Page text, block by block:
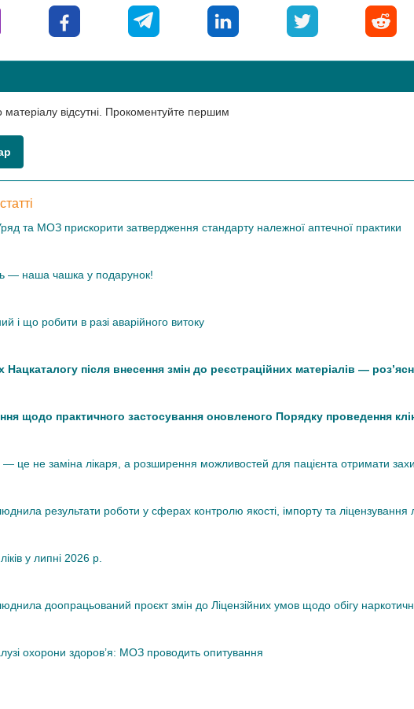
матеріалу відсутні. Прокоментуйте першим
та МОЗ прискорити затвердження стандарту належної аптечної практики
— наша чашка у подарунок!
і що робити в разі аварійного витоку
Нацкаталогу після внесення змін до реєстраційних матеріалів —
щодо практичного застосування оновленого Порядку проведення
— це не заміна лікаря, а розширення можливостей для пацієнта отримати
результати роботи у сферах контролю якості, імпорту та ліцензування
у липні 2026 р.
доопрацьований проєкт змін до Ліцензійних умов щодо обігу
охорони здоров’я: МОЗ проводить опитування